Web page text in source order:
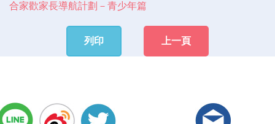
合家歡家長導航計劃－青少年篇
列印 上一頁